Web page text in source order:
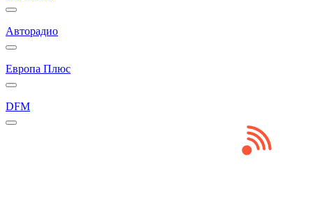
Авторадио
Европа Плюс
DFM